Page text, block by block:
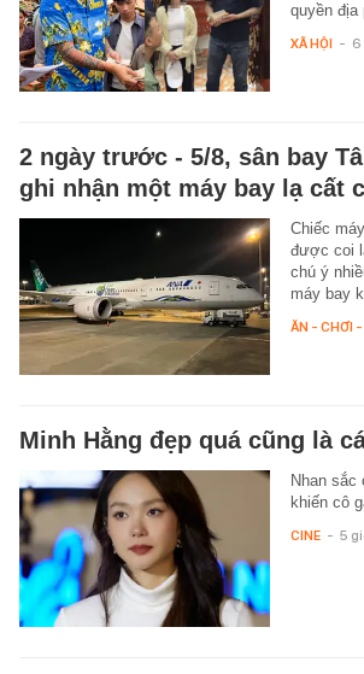
quyền
XÃ HỘI - 6
2 ngày trước - 5/8, sân bay
ghi nhận một máy bay lạ cất
Chiếc
được coi
chú ý
máy bay
ĂN - CHƠI
Minh Hằng đẹp quá cũng là
Nhan sắc
khiến cô
CINE - 5